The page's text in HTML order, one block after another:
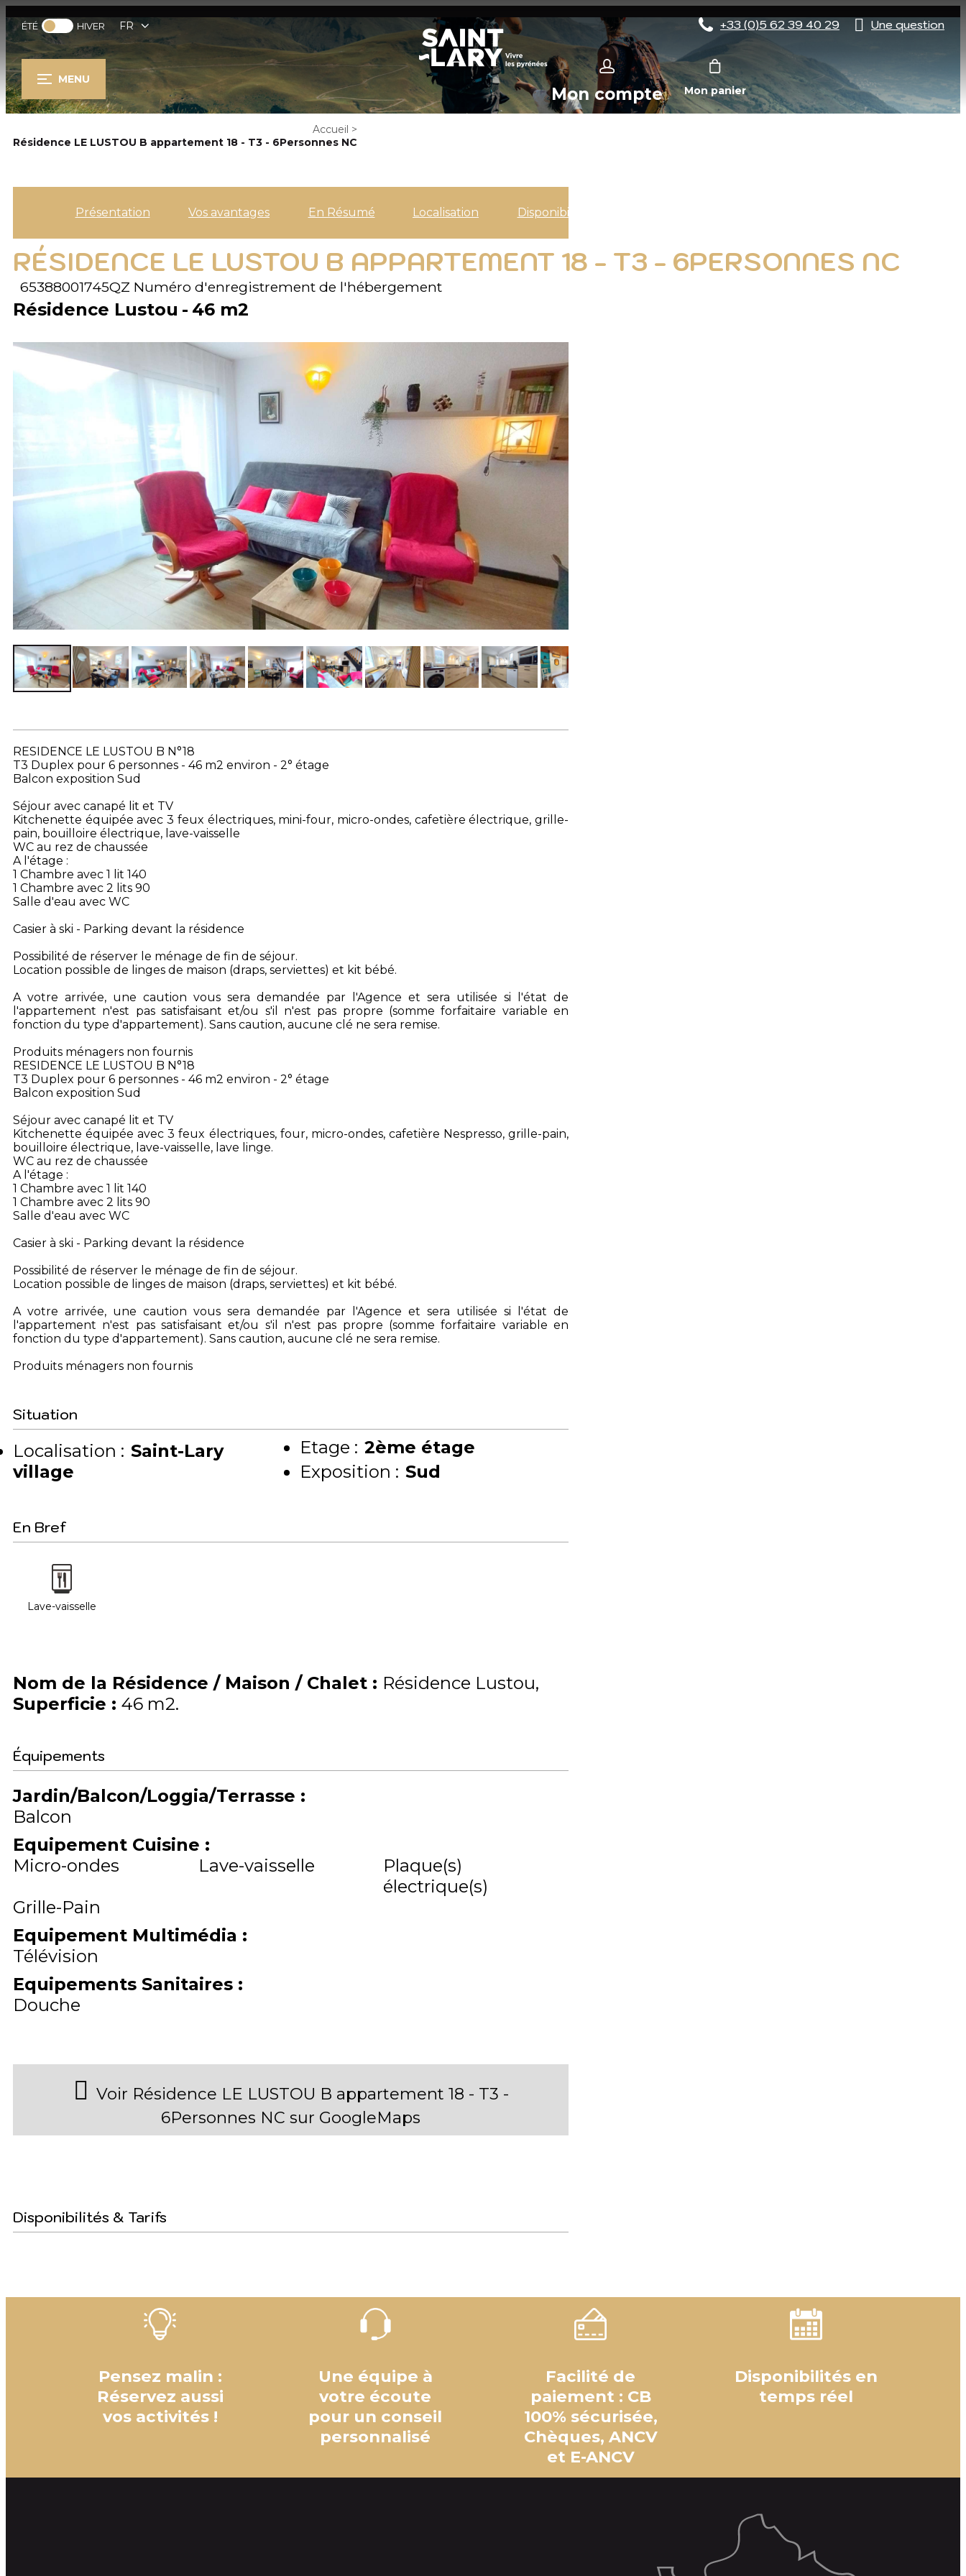
ÉTÉ HIVER FR +33 (0)5 62 39 40 29 Une question
MENU
Mon compte Mon panier
Accueil >
Résidence LE LUSTOU B appartement 18 - T3 - 6Personnes NC
Présentation Vos avantages En Résumé Localisation Disponibilités
RÉSIDENCE LE LUSTOU B APPARTEMENT 18 - T3 - 6PERSONNES NC
65388001745QZ Numéro d'enregistrement de l'hébergement
Résidence Lustou 46 m2
RESIDENCE LE LUSTOU B N°18
T3 Duplex pour 6 personnes - 46 m2 environ - 2° étage
Balcon exposition Sud
Séjour avec canapé lit et TV
Kitchenette équipée avec 3 feux électriques, mini-four, micro-ondes, cafetière électrique, grille-
pain, bouilloire électrique, lave-vaisselle
WC au rez de chaussée
A l'étage :
1 Chambre avec 1 lit 140
1 Chambre avec 2 lits 90
Salle d'eau avec WC
Casier à ski - Parking devant la résidence
Possibilité de réserver le ménage de fin de séjour.
Location possible de linges de maison (draps, serviettes) et kit bébé.
A votre arrivée, une caution vous sera demandée par l'Agence et sera utilisée si l'état de
l'appartement n'est pas satisfaisant et/ou s'il n'est pas propre (somme forfaitaire variable en
fonction du type d'appartement). Sans caution, aucune clé ne sera remise.
Produits ménagers non fournis
RESIDENCE LE LUSTOU B N°18
T3 Duplex pour 6 personnes - 46 m2 environ - 2° étage
Balcon exposition Sud
Séjour avec canapé lit et TV
Kitchenette équipée avec 3 feux électriques, four, micro-ondes, cafetière Nespresso, grille-pain,
bouilloire électrique, lave-vaisselle, lave linge.
WC au rez de chaussée
A l'étage :
1 Chambre avec 1 lit 140
1 Chambre avec 2 lits 90
Salle d'eau avec WC
Casier à ski - Parking devant la résidence
Possibilité de réserver le ménage de fin de séjour.
Location possible de linges de maison (draps, serviettes) et kit bébé.
A votre arrivée, une caution vous sera demandée par l'Agence et sera utilisée si l'état de
l'appartement n'est pas satisfaisant et/ou s'il n'est pas propre (somme forfaitaire variable en
fonction du type d'appartement). Sans caution, aucune clé ne sera remise.
Produits ménagers non fournis
Situation
Localisation : Saint-Lary
village
Etage : 2ème étage
Exposition : Sud
En Bref
Lave-vaisselle
Nom de la Résidence / Maison / Chalet : Résidence Lustou
Superficie : 46 m2
Équipements
Jardin/Balcon/Loggia/Terrasse :
Balcon
Equipement Cuisine :
Micro-ondes
Lave-vaisselle
Plaque(s)
électrique(s)
Grille-Pain
Equipement Multimédia :
Télévision
Equipements Sanitaires :
Douche
Voir Résidence LE LUSTOU B appartement 18 - T3 -
6Personnes NC sur GoogleMaps
Disponibilités & Tarifs
Pensez malin :
Réservez aussi
vos activités !
Une équipe à
votre écoute
pour un conseil
personnalisé
Facilité de
paiement : CB
100% sécurisée,
Chèques, ANCV
et E-ANCV
Disponibilités en
temps réel